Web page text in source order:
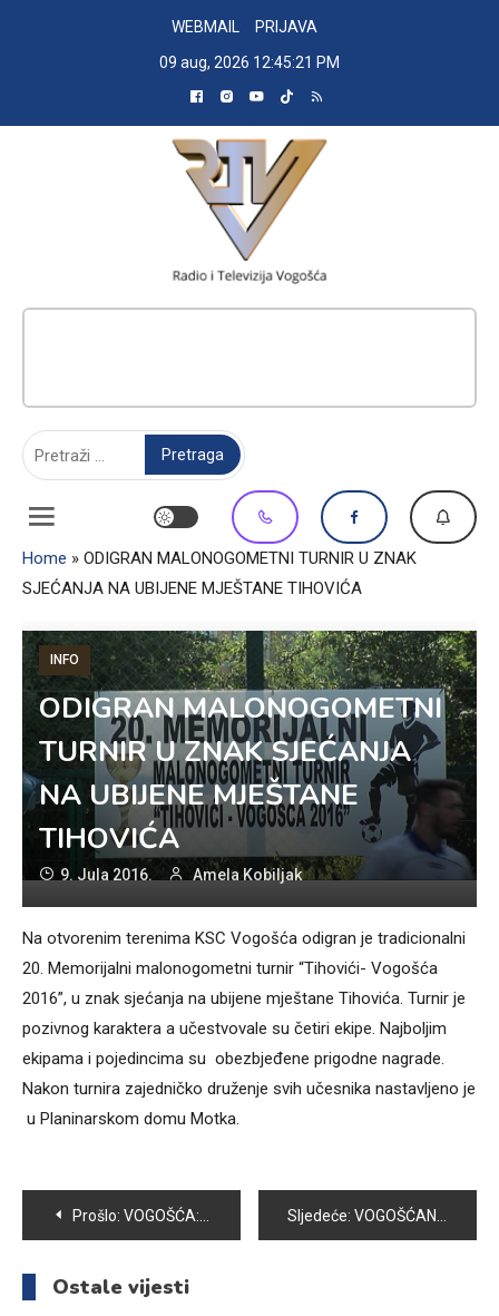
WEBMAIL
PRIJAVA
09 aug, 2026 12:45:21 PM
Home » ODIGRAN MALONOGOMETNI TURNIR U ZNAK
SJEĆANJA NA UBIJENE MJEŠTANE TIHOVIĆA
INFO
ODIGRAN MALONOGOMETNI
TURNIR U ZNAK SJEĆANJA
NA UBIJENE MJEŠTANE
TIHOVIĆA
9. Jula 2016. Amela Kobiljak
Na otvorenim terenima KSC Vogošća odigran je tradicionalni
20. Memorijalni malonogometni turnir “Tihovići- Vogošća
2016”, u znak sjećanja na ubijene mještane Tihovića. Turnir je
pozivnog karaktera a učestvovale su četiri ekipe. Najboljim
ekipama i pojedincima su obezbjeđene prigodne nagrade.
Nakon turnira zajedničko druženje svih učesnika nastavljeno je
u Planinarskom domu Motka.
Navigacija
članaka
Prošlo: VOGOŠĆA: TABUTI S POSMRTNIM OSTACIMA 127 ŽRTAVA GENOCIDA PROŠLI KROZ VOGOŠĆU Sljedeće: VOGOŠĆANI I OVE GODINE UČESTVOVALI U MARŠU MIRA NEZUK – POTOČARI
Ostale vijesti